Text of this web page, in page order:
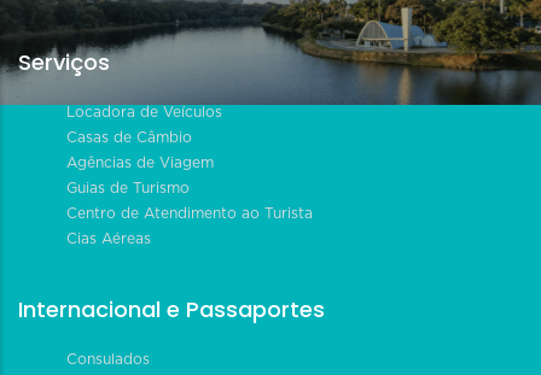
Serviços
Locadora de Veículos
Casas de Câmbio
Agências de Viagem
Guias de Turismo
Centro de Atendimento ao Turista
Cias Aéreas
Internacional e Passaportes
Consulados